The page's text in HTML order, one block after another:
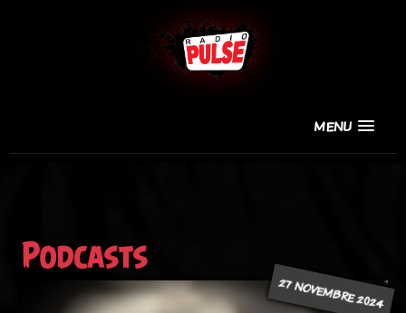
MENU
Podcasts
27 NOVEMBRE 2024